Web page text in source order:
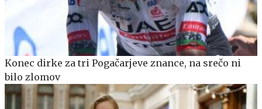
Konec dirke za tri Pogačarjeve znance, na srečo ni
bilo zlomov